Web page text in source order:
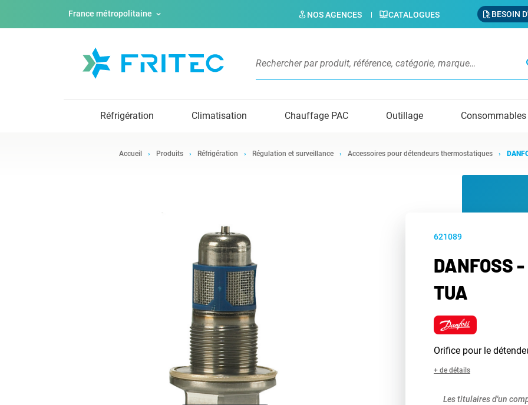
France métropolitaine NOS AGENCES CATALOGUES BESOIN
Réfrigération Climatisation Chauffage PAC Outillage Consommables
Accueil Produits Réfrigération Régulation et surveillance Accessoires pour détendeurs thermostatiques
621089
DANFOSS -
TUA
Orifice pour le
+ de détails
Les titulaires d'un